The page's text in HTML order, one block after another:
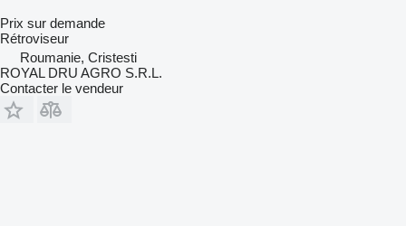
Prix sur demande
Rétroviseur
Roumanie, Cristesti
ROYAL DRU AGRO S.R.L.
Contacter le vendeur